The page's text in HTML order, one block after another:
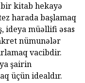
kitab hekayə
harada başlamaq
ideya müəllifi əsas
nümunələr
vacibdir.
şairin
üçün idealdır.